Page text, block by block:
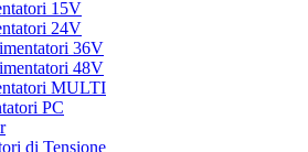
15V
24V
36V
48V
MULTI
PC
di Tensione